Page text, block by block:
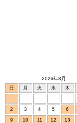
2026年8月
日
月 火 水 木
2
3 4 5 6
9
10 11 12 13